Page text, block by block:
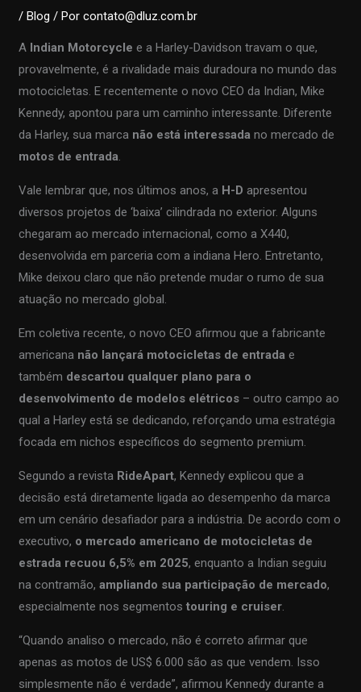
/Blog / Porcontato@dluz.com.br
A Indian Motorcycle e a Harley-Davidson travam o que,
provavelmente, é a rivalidade mais duradoura no mundo das
motocicletas. E recentemente o novo CEO da Indian, Mike
Kennedy, apontou para um caminho interessante. Diferente
da Harley, sua marca não está interessada no mercado de
motos de entrada.
Vale lembrar que, nos últimos anos, a H-D apresentou
diversos projetos de ‘baixa’ cilindrada no exterior. Alguns
chegaram ao mercado internacional, como a X440,
desenvolvida em parceria com a indiana Hero. Entretanto,
Mike deixou claro que não pretende mudar o rumo de sua
atuação no mercado global.
Em coletiva recente, o novo CEO afirmou que a fabricante
americana não lançará motocicletas de entrada e
também descartou qualquer plano para o
desenvolvimento de modelos elétricos – outro campo ao
qual a Harley está se dedicando, reforçando uma estratégia
focada em nichos específicos do segmento premium.
Segundo a revista RideApart, Kennedy explicou que a
decisão está diretamente ligada ao desempenho da marca
em um cenário desafiador para a indústria. De acordo com o
executivo, o mercado americano de motocicletas de
estrada recuou 6,5% em 2025, enquanto a Indian seguiu
na contramão,ampliando sua participação de mercado,
especialmente nos segmentostouring e cruiser.
“Quando analiso o mercado, não é correto afirmar que
apenas as motos de US$ 6.000 são as que vendem. Isso
simplesmente não é verdade”, afirmou Kennedy durante a